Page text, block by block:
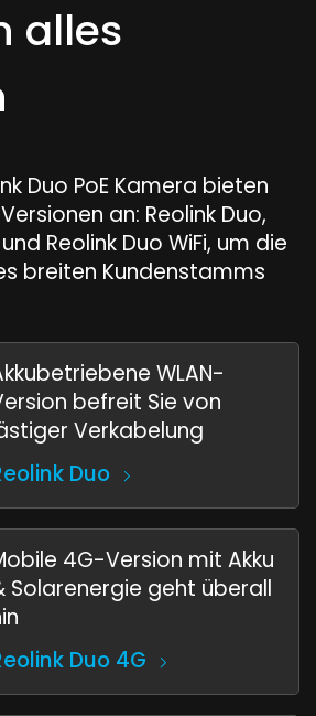
alles
Duo PoE Kamera bieten
an: Reolink Duo,
Reolink Duo WiFi, um die
breiten Kundenstamms
WLAN-
befreit Sie von
Verkabelung
Duo
4G-Version mit Akku
Solarenergie geht überall
Duo 4G